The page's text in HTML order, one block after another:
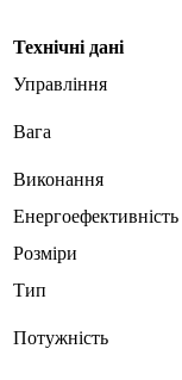
Технічні дані
Управління
Вага
Виконання
Енергоефективність
Розміри
Тип
Потужність